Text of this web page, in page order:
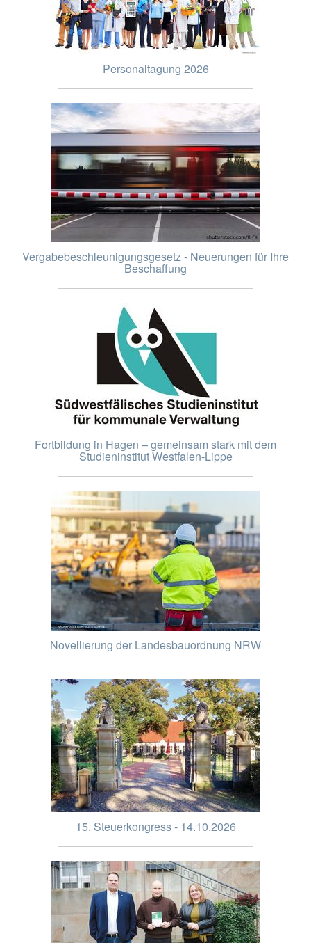
Personaltagung 2026
Vergabebeschleunigungsgesetz - Neuerungen für Ihre
Beschaffung
Fortbildung in Hagen – gemeinsam stark mit dem
Studieninstitut Westfalen-Lippe
Novellierung der Landesbauordnung NRW
15. Steuerkongress - 14.10.2026